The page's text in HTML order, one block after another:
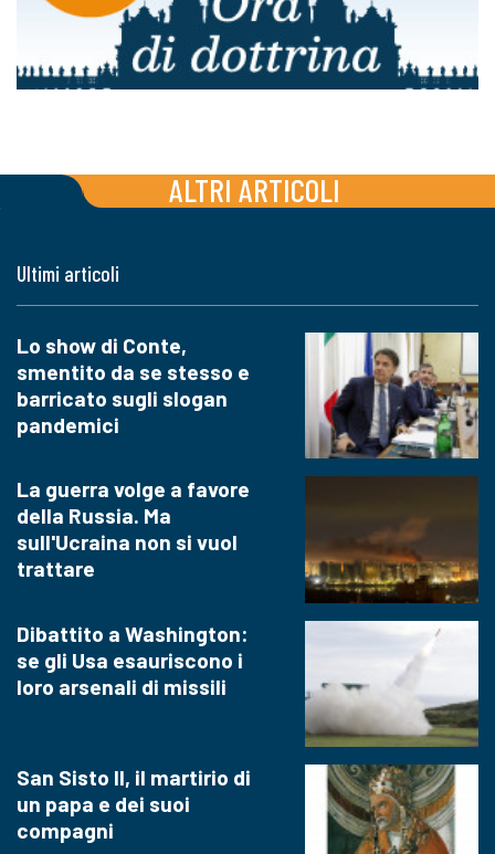
ALTRI ARTICOLI
Ultimi articoli
Lo show di Conte,
smentito da se stesso e
barricato sugli slogan
pandemici
La guerra volge a favore
della Russia. Ma
sull'Ucraina non si vuol
trattare
Dibattito a Washington:
se gli Usa esauriscono i
loro arsenali di missili
San Sisto II, il martirio di
un papa e dei suoi
compagni